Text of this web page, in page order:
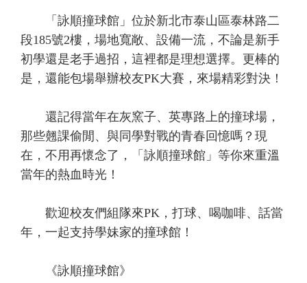
「詠順撞球館」位於新北市泰山區泰林路二
段185號2樓，場地寬敞、設備一流，不論是新手
初學還是老手過招，這裡都是理想選擇。更棒的
是，還能包場舉辦校友PK大賽，來場精彩對決！
還記得當年在灰窯子、英專路上的撞球場，
那些翹課偷閒、與同學對戰的青春回憶嗎？現
在，不用再懷念了，「詠順撞球館」等你來重溫
當年的熱血時光！
歡迎校友們組隊來PK，打球、喝咖啡、話當
年，一起支持學妹家的撞球館！
《詠順撞球館》